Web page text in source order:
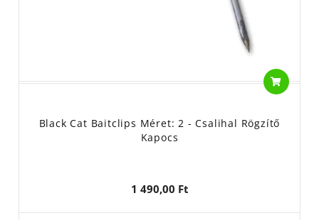
Black Cat Baitclips Méret: 2 - Csalihal Rögzítő
Kapocs
1 490,00 Ft